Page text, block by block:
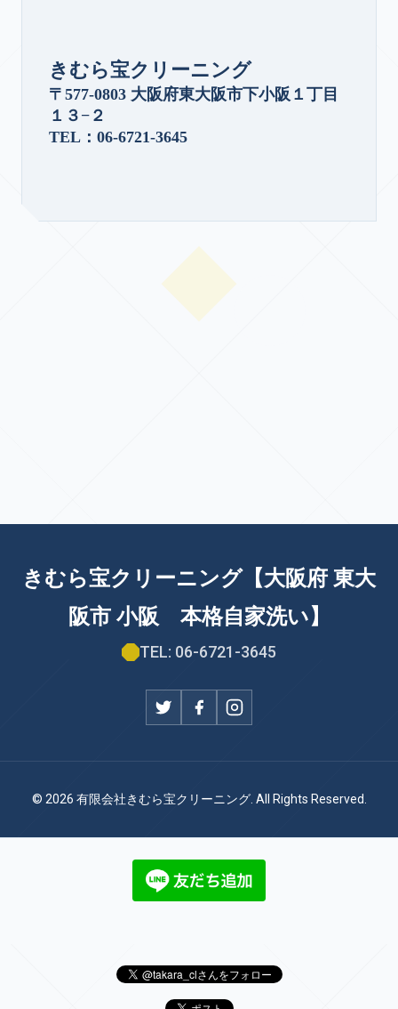
きむら宝クリーニング
〒577-0803 大阪府東大阪市下小阪１丁目
１３−２
TEL：06-6721-3645
きむら宝クリーニング【大阪府 東大
阪市 小阪 本格自家洗い】
TEL: 06-6721-3645
© 2026 有限会社きむら宝クリーニング. All Rights Reserved.